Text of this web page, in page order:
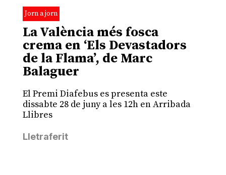
Jorn a jorn
La València més fosca
crema en ‘Els Devastadors
de la Flama’, de Marc
Balaguer
El Premi Diafebus es presenta este
dissabte 28 de juny a les 12h en Arribada
Llibres
Lletraferit